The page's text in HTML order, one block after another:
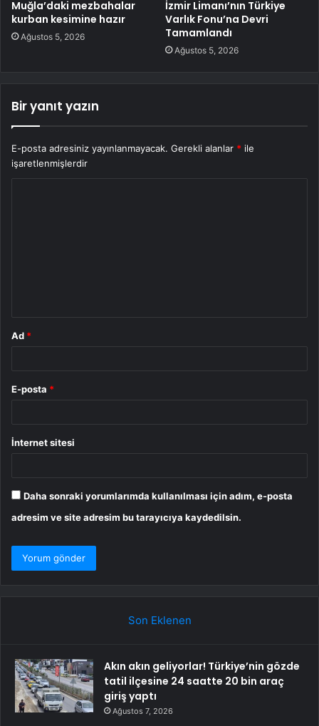
Muğla’daki mezbahalar
kurban kesimine hazır
Ağustos 5, 2026
İzmir Limanı’nın Türkiye
Varlık Fonu’na Devri
Tamamlandı
Ağustos 5, 2026
Bir yanıt yazın
E-posta adresiniz yayınlanmayacak. Gerekli alanlar * ile
işaretlenmişlerdir
Ad *
E-posta *
İnternet sitesi
Daha sonraki yorumlarımda kullanılması için adım, e-posta
adresim ve site adresim bu tarayıcıya kaydedilsin.
Son Eklenen
Akın akın geliyorlar! Türkiye’nin gözde
tatil ilçesine 24 saatte 20 bin araç
giriş yaptı
Ağustos 7, 2026